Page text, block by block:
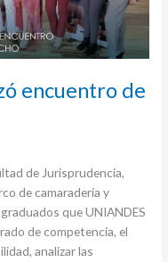
encuentro de
de Jurisprudencia,
de camaradería y
que UNIANDES
de competencia, el
analizar las